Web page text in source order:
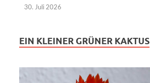
30. Juli 2026
EIN KLEINER GRÜNER KAKTUS